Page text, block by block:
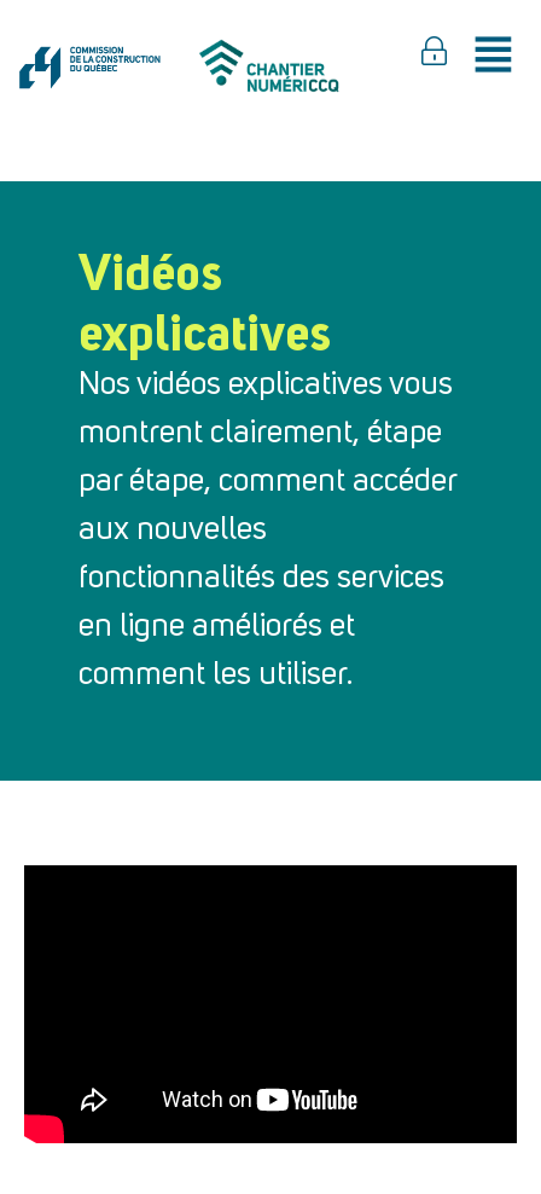
Vidéos
explicatives
Nos vidéos explicatives vous
montrent clairement, étape
par étape, comment accéder
aux nouvelles
fonctionnalités des services
en ligne améliorés et
comment les utiliser.